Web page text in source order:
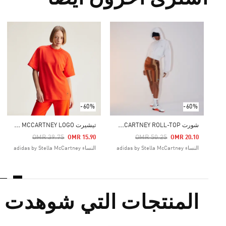
-60%
ش
ورت ADIDAS BY STELLA MCCARTNEY ROLL-TOP
Price Reduced From
OMR 50.25
To OMR 20.10
النساء adidas by Stella McCartney
-60%
ت
يشيرت ADIDAS BY STELLA MCCARTNEY LOGO
Price Reduced From
OMR 39.75
To OMR 15.90
النساء adidas by Stella McCartney
المنتجات التي شوهدت